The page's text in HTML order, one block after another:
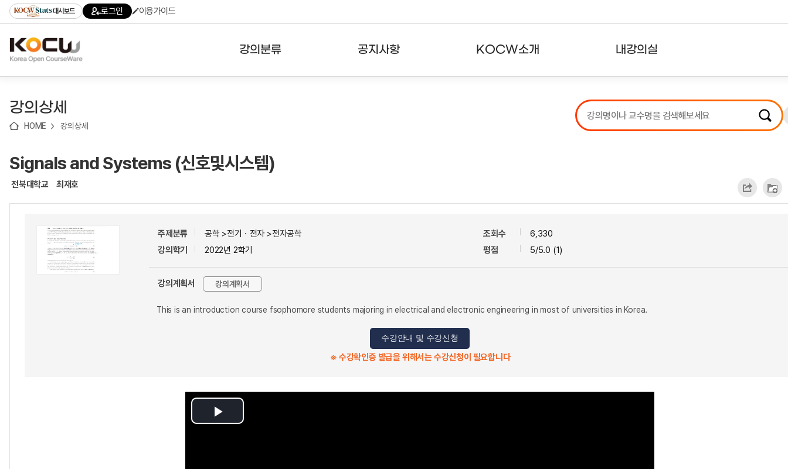
기
기
기
content)
가
대시보드 로그인 이용가이드
강의분류
테마강의
공지사항 KOCW소개 내강의실
강의리스트
수강확인증강의
강의상세
HOME 강의상세
Signals and Systems (신호및시스템)
전북대학교 최재호
주제분류
공학 >전기ㆍ전자 >전자공학
강의학기
2022년 2학기
조회수
6,330
평점
5/5.0 (1)
강의계획서 강의계획서
This is an introduction course fsophomore students majoring in electrical and electronic engineering in most of universities in Korea.
수강안내 및 수강신청
※ 수강확인증 발급을 위해서는 수강신청이 필요합니다
Play